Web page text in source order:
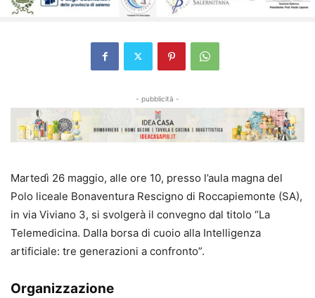
- pubblicità -
Martedì 26 maggio, alle ore 10, presso l’aula magna del
Polo liceale Bonaventura Rescigno di Roccapiemonte (SA),
in via Viviano 3, si svolgerà il convegno dal titolo “La
Telemedicina. Dalla borsa di cuoio alla Intelligenza
artificiale: tre generazioni a confronto”.
Organizzazione